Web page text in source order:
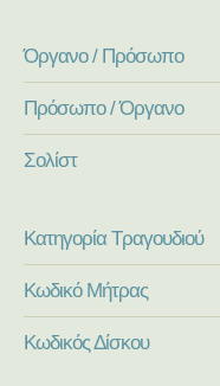
Όργανο / Πρόσωπο
Πρόσωπο / Όργανο
Σολίστ
Κατηγορία Τραγουδιού
Κωδικό Μήτρας
Κωδικός Δίσκου